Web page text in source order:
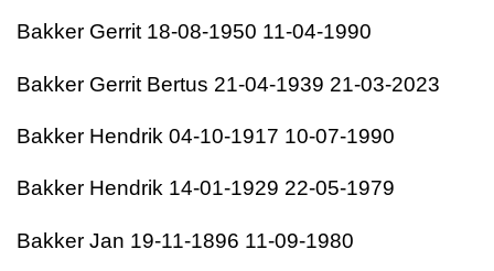
Bakker Gerrit 18-08-1950 11-04-1990
Bakker Gerrit Bertus 21-04-1939 21-03-2023
Bakker Hendrik 04-10-1917 10-07-1990
Bakker Hendrik 14-01-1929 22-05-1979
Bakker Jan 19-11-1896 11-09-1980